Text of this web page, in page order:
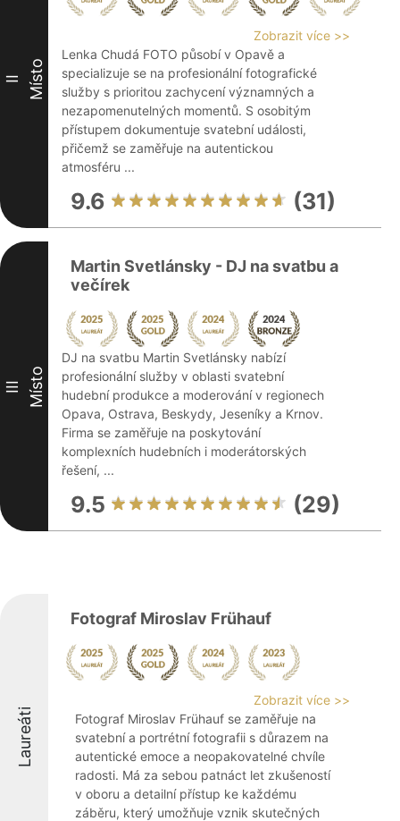
II Místo
Zobrazit více >>
Lenka Chudá FOTO působí v Opavě a
specializuje se na profesionální fotografické
služby s prioritou zachycení významných a
nezapomenutelných momentů. S osobitým
přístupem dokumentuje svatební události,
přičemž se zaměřuje na autentickou
atmosféru ...
9.6 (31)
III Místo
Martin Svetlánsky - DJ na svatbu a
večírek
DJ na svatbu Martin Svetlánsky nabízí
profesionální služby v oblasti svatební
hudební produkce a moderování v regionech
Opava, Ostrava, Beskydy, Jeseníky a Krnov.
Firma se zaměřuje na poskytování
komplexních hudebních i moderátorských
řešení, ...
9.5 (29)
Laureáti
Fotograf Miroslav Frühauf
Zobrazit více >>
Fotograf Miroslav Frühauf se zaměřuje na
svatební a portrétní fotografii s důrazem na
autentické emoce a neopakovatelné chvíle
radosti. Má za sebou patnáct let zkušeností
v oboru a detailní přístup ke každému
záběru, který umožňuje vznik skutečných